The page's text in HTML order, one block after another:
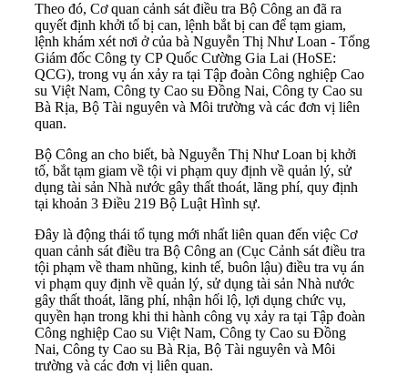
Theo đó, Cơ quan cảnh sát điều tra Bộ Công an đã ra
quyết định khởi tố bị can, lệnh bắt bị can để tạm giam,
lệnh khám xét nơi ở của bà Nguyễn Thị Như Loan - Tổng
Giám đốc Công ty CP Quốc Cường Gia Lai (HoSE:
QCG), trong vụ án xảy ra tại Tập đoàn Công nghiệp Cao
su Việt Nam, Công ty Cao su Đồng Nai, Công ty Cao su
Bà Rịa, Bộ Tài nguyên và Môi trường và các đơn vị liên
quan.
Bộ Công an cho biết, bà Nguyễn Thị Như Loan bị khởi
tố, bắt tạm giam về tội vi phạm quy định về quản lý, sử
dụng tài sản Nhà nước gây thất thoát, lãng phí, quy định
tại khoản 3 Điều 219 Bộ Luật Hình sự.
Đây là động thái tổ tụng mới nhất liên quan đến việc Cơ
quan cảnh sát điều tra Bộ Công an (Cục Cảnh sát điều tra
tội phạm về tham nhũng, kinh tế, buôn lậu) điều tra vụ án
vi phạm quy định về quản lý, sử dụng tài sản Nhà nước
gây thất thoát, lãng phí, nhận hối lộ, lợi dụng chức vụ,
quyền hạn trong khi thi hành công vụ xảy ra tại Tập đoàn
Công nghiệp Cao su Việt Nam, Công ty Cao su Đồng
Nai, Công ty Cao su Bà Rịa, Bộ Tài nguyên và Môi
trường và các đơn vị liên quan.